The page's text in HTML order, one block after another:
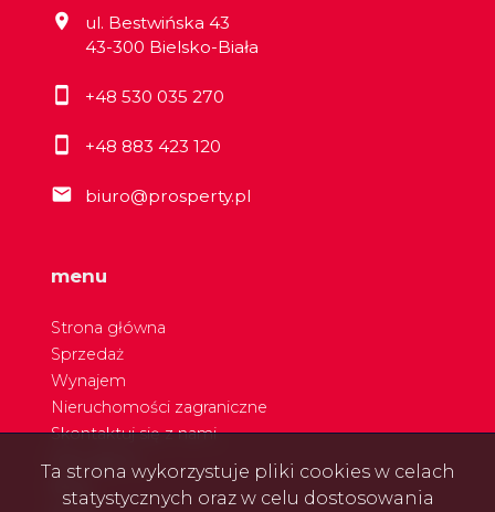
ul. Bestwińska 43
43-300 Bielsko-Biała
+48 530 035 270
+48 883 423 120
biuro@prosperty.pl
menu
Strona główna
Sprzedaż
Wynajem
Nieruchomości zagraniczne
Skontaktuj się z nami
Ta strona wykorzystuje pliki cookies w celach
statystycznych oraz w celu dostosowania